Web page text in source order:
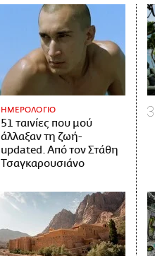
ΗΜΕΡΟΛΟΓΙΟ
51 ταινίες που μού
άλλαξαν τη ζωή-
updated. Aπό τον Στάθη
Τσαγκαρουσιάνο